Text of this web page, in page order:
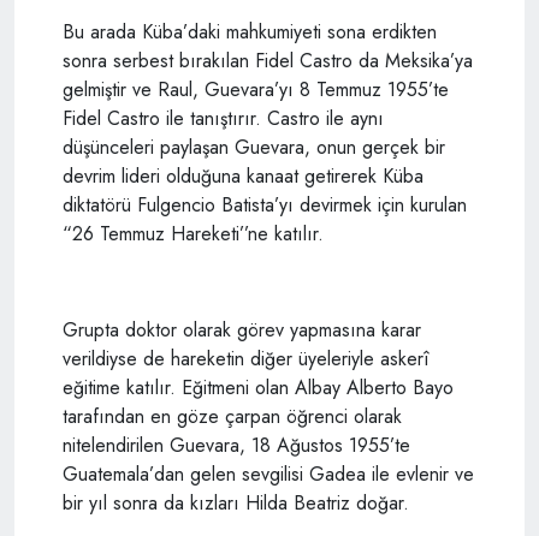
Bu arada Küba’daki mahkumiyeti sona erdikten
sonra serbest bırakılan Fidel Castro da Meksika’ya
gelmiştir ve Raul, Guevara’yı 8 Temmuz 1955’te
Fidel Castro ile tanıştırır. Castro ile aynı
düşünceleri paylaşan Guevara, onun gerçek bir
devrim lideri olduğuna kanaat getirerek Küba
diktatörü Fulgencio Batista’yı devirmek için kurulan
“26 Temmuz Hareketi’’ne katılır.
Grupta doktor olarak görev yapmasına karar
verildiyse de hareketin diğer üyeleriyle askerî
eğitime katılır. Eğitmeni olan Albay Alberto Bayo
tarafından en göze çarpan öğrenci olarak
nitelendirilen Guevara, 18 Ağustos 1955’te
Guatemala’dan gelen sevgilisi Gadea ile evlenir ve
bir yıl sonra da kızları Hilda Beatriz doğar.